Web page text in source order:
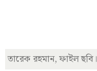
তারেক রহমান, ফাইল ছবি।